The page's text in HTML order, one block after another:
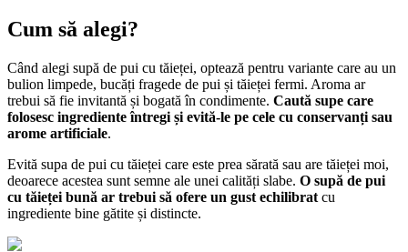
Cum să alegi?
Când alegi supă de pui cu tăieței, optează pentru variante care au un
bulion limpede, bucăți fragede de pui și tăieței fermi. Aroma ar
trebui să fie invitantă și bogată în condimente. Caută supe care
folosesc ingrediente întregi și evită-le pe cele cu conservanți sau
arome artificiale.
Evită supa de pui cu tăieței care este prea sărată sau are tăieței moi,
deoarece acestea sunt semne ale unei calități slabe. O supă de pui
cu tăieței bună ar trebui să ofere un gust echilibrat cu
ingrediente bine gătite și distincte.